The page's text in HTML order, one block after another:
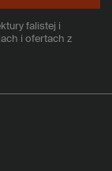
falistej i
i ofertach z